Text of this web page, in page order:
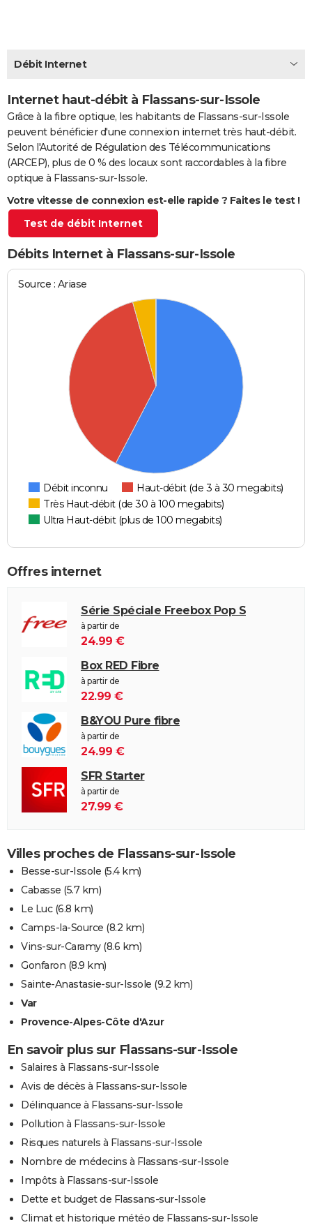
CARTE DE VOEUX
Carte de Noël
Carte Bonne année
Carte Saint-Valentin
Carte Pâques
Carte d'anniversaire
DICTIONNAIRE
PROGRAMME TV
COPAINS D'AVANT
S'inscrire
Se connecter
Lycées
Collèges
Primaires
Universités
Entreprises
Service militaire
Avis de recherche
Bricolage
Lifestyle
Culture
Sport
Auto
Television
Voyage
Cinema
Débit Internet
Internet haut-débit à Flassans-sur-Issole
Grâce à la fibre optique, les habitants de Flassans-sur-Issole
peuvent bénéficier d'une connexion internet très haut-débit.
Selon l'Autorité de Régulation des Télécommunications
(ARCEP), plus de 0 % des locaux sont raccordables à la fibre
optique à Flassans-sur-Issole.
Votre vitesse de connexion est-elle rapide ? Faites le test !
Test de débit Internet
Débits Internet à Flassans-sur-Issole
Source : Ariase
Débit inconnu
Haut-débit (de 3 à 30 megabits)
Très Haut-débit (de 30 à 100 megabits)
Ultra Haut-débit (plus de 100 megabits)
Offres internet
Série Spéciale Freebox Pop S
à partir de
24.99 €
Box RED Fibre
à partir de
22.99 €
B&YOU Pure fibre
à partir de
24.99 €
SFR Starter
à partir de
27.99 €
Villes proches de Flassans-sur-Issole
Besse-sur-Issole (5.4 km)
Cabasse (5.7 km)
Le Luc(6.8 km)
Camps-la-Source (8.2 km)
Vins-sur-Caramy(8.6 km)
Gonfaron (8.9 km)
Sainte-Anastasie-sur-Issole (9.2 km)
Var
Provence-Alpes-Côte d'Azur
En savoir plus sur Flassans-sur-Issole
Salaires à Flassans-sur-Issole
Avis de décès à Flassans-sur-Issole
Délinquance à Flassans-sur-Issole
Pollution à Flassans-sur-Issole
Risques naturels à Flassans-sur-Issole
Nombre de médecins à Flassans-sur-Issole
Impôts à Flassans-sur-Issole
Dette et budget de Flassans-sur-Issole
Climat et historique météo de Flassans-sur-Issole